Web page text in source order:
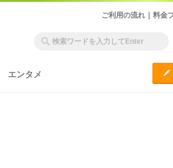
ご利用の流れ 料金
エンタメ C